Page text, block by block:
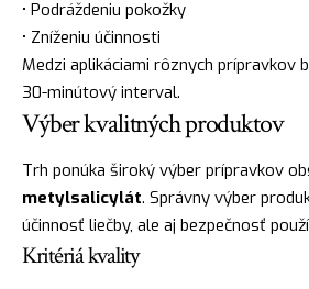
• Podráždeniu pokožky
• Zníženiu účinnosti
Medzi aplikáciami rôznych prípravkov
30-minútový interval.
Výber kvalitných produktov
Trh ponúka široký výber prípravkov
metylsalicylát. Správny výber
účinnosť liečby, ale aj bezpečnosť
Kritériá kvality